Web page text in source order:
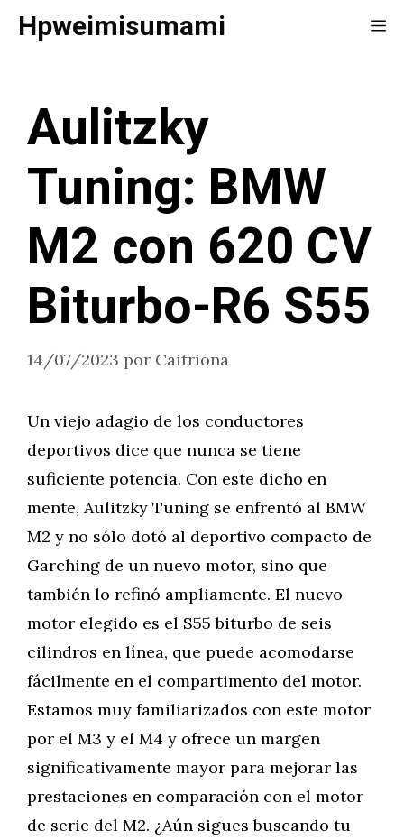
SaltarHpweimisumami
Aulitzky
Tuning: BMW
M2 con 620 CV
Biturbo-R6 S55
14/07/2023 por Caitriona
Un viejo adagio de los conductores
deportivos dice que nunca se tiene
suficiente potencia. Con este dicho en
mente, Aulitzky Tuning se enfrentó al BMW
M2 y no sólo dotó al deportivo compacto de
Garching de un nuevo motor, sino que
también lo refinó ampliamente. El nuevo
motor elegido es el S55 biturbo de seis
cilindros en línea, que puede acomodarse
fácilmente en el compartimento del motor.
Estamos muy familiarizados con este motor
por el M3 y el M4 y ofrece un margen
significativamente mayor para mejorar las
prestaciones en comparación con el motor
de serie del M2. ¿Aún sigues buscando tu